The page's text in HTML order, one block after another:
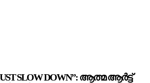
SLOW DOWN”: ആത്മ ആർട്ട്